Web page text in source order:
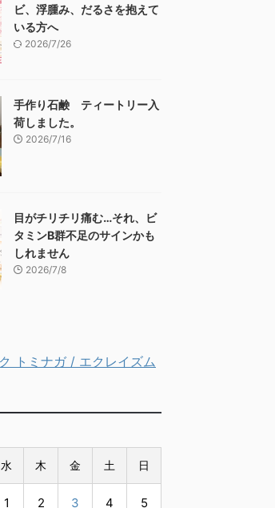
ビ、浮腫み、だるさを抱えて
いる方へ
2026/7/26
手作り石鹸 ティートリー入
荷しました。
2026/7/16
目がチリチリ痛む…それ、ビ
タミンB群不足のサインかも
しれません
2026/7/8
トミナガ / エクレイズム
水 木 金 土 日
1 2 3 4 5